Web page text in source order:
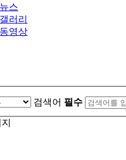
스
러리
영상
검색어 필수